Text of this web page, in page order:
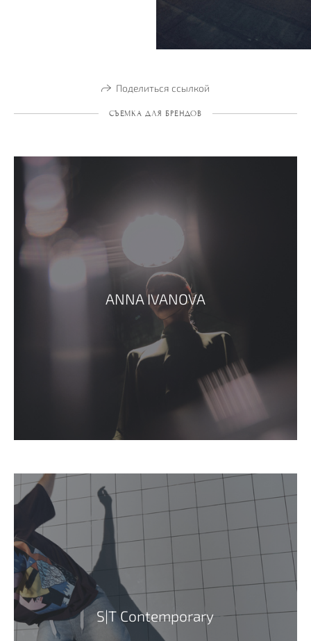
Поделиться ссылкой
СЪЕМКА ДЛЯ БРЕНДОВ
ANNA IVANOVA
S|T Contemporary